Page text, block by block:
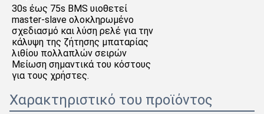
30s έως 75s BMS υιοθετεί
master-slave ολοκληρωμένο
σχεδιασμό και λύση ρελέ για την
κάλυψη της ζήτησης μπαταρίας
λιθίου πολλαπλών σειρών
Μείωση σημαντικά του κόστους
για τους χρήστες.
Χαρακτηριστικό του προϊόντος